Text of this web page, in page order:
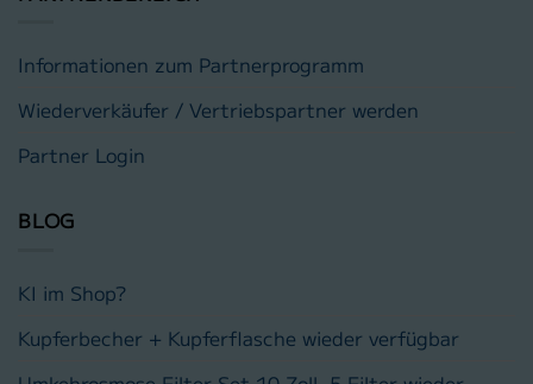
Informationen zum Partnerprogramm
Wiederverkäufer / Vertriebspartner werden
Partner Login
BLOG
KI im Shop?
Kupferbecher + Kupferflasche wieder verfügbar